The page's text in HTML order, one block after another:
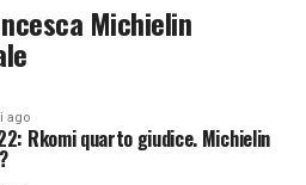
Michielin
ago
Rkomi quarto giudice. Michielin